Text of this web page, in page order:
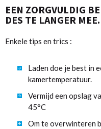
EEN ZORGVULDIG
DES TE LANGER MEE.
Enkele tips en trics :
Laden doe je best in
kamertemperatuur.
Vermijd een opslag
45°C
Om te overwinteren